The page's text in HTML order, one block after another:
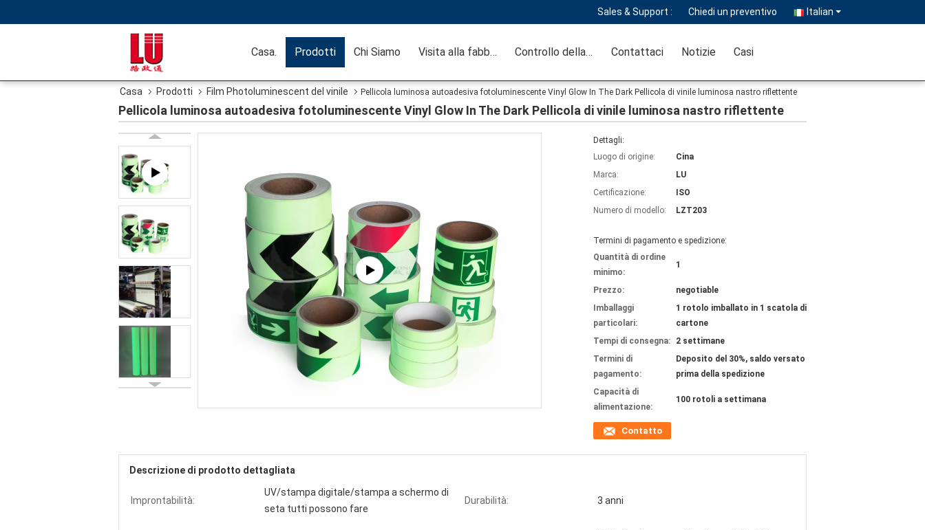
Sales & Support : Chiedi un preventivo Italian
Casa. Prodotti Chi Siamo Visita alla fabbrica Controllo della qualità Contattaci Notizie Casi
Casa Prodotti Film Photoluminescent del vinile Pellicola luminosa autoadesiva fotoluminescente Vinyl Glow In The Dark Pellicola di vinile luminosa nastro riflettente
Pellicola luminosa autoadesiva fotoluminescente Vinyl Glow In The Dark Pellicola di vinile luminosa nastro riflettente
Dettagli:
Luogo di origine:
Cina
Marca:
LU
Certificazione:
ISO
Numero di modello:
LZT203
Termini di pagamento e spedizione:
Quantità di ordine
minimo:
1
Prezzo:
negotiable
Imballaggi
particolari:
1 rotolo imballato in 1 scatola di
cartone
Tempi di consegna:
2 settimane
Termini di
pagamento:
Deposito del 30%, saldo versato
prima della spedizione
Capacità di
alimentazione:
100 rotoli a settimana
Contatto
Descrizione di prodotto dettagliata
Improntabilità:
UV/stampa digitale/stampa a schermo di
seta tutti possono fare
Durabilità: 3 anni